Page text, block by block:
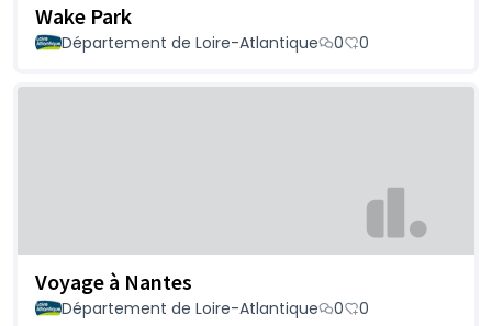
Wake Park
Département de Loire-Atlantique 0 0
Voyage à Nantes
Département de Loire-Atlantique 0 0